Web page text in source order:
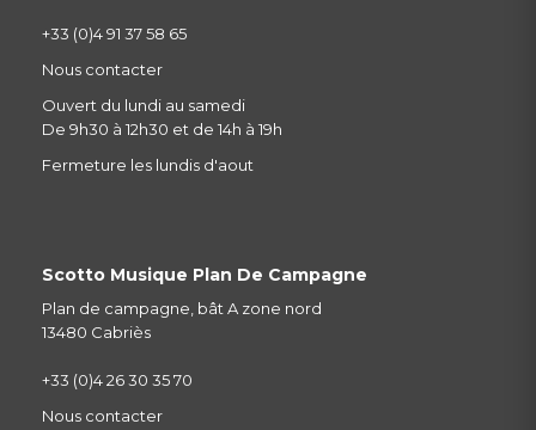
+33 (0)4 91 37 58 65
Nous contacter
Ouvert du lundi au samedi
De 9h30 à 12h30 et de 14h à 19h
Fermeture les lundis d'aout
Scotto Musique Plan De Campagne
Plan de campagne, bât A zone nord
13480 Cabriès
+33 (0)4 26 30 35 70
Nous contacter